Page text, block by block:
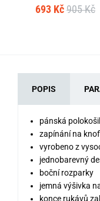
693 Kč 905 Kč
POPIS
pánská
zapínání na
vyrobeno z
jednobarevný
boční rozparky
jemná výšivka
konce rukávů